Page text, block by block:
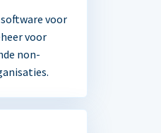
voor
voor
non-